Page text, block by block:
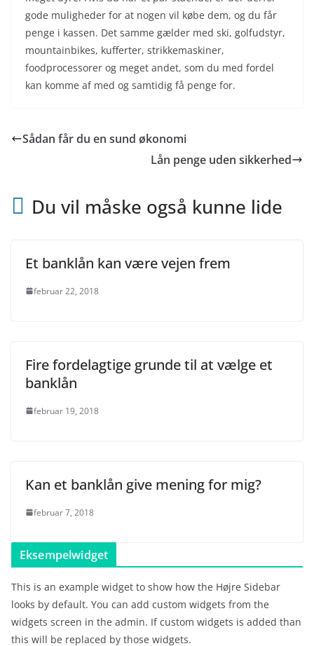
gode muligheder for at nogen vil købe dem, og du får
penge i kassen. Det samme gælder med ski, golfudstyr,
mountainbikes, kufferter, strikkemaskiner,
foodprocessorer og meget andet, som du med fordel
kan komme af med og samtidig få penge for.
Sådan får du en sund økonomi
Lån penge uden sikkerhed
Du vil måske også kunne lide
Et banklån kan være vejen frem
februar 22, 2018
Fire fordelagtige grunde til at vælge et
banklån
februar 19, 2018
Kan et banklån give mening for mig?
februar 7, 2018
Eksempelwidget
This is an example widget to show how the Højre Sidebar
looks by default. You can add custom widgets from the
widgets screen in the admin. If custom widgets is added than
this will be replaced by those widgets.